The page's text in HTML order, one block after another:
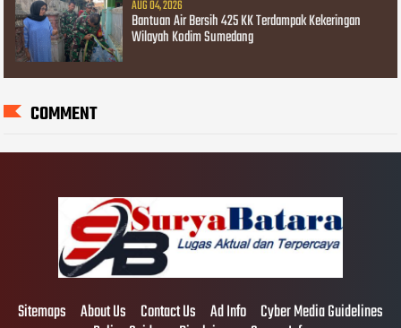
AUG 04, 2026
Bantuan Air Bersih 425 KK Terdampak Kekeringan
Wilayah Kodim Sumedang
COMMENT
Sitemaps About Us Contact Us Ad Info Cyber Media Guidelines